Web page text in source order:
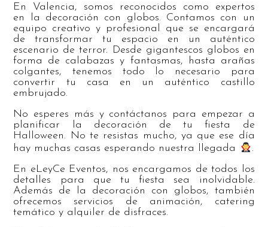
En Valencia, somos reconocidos como expertos
en la decoración con globos. Contamos con un
equipo creativo y profesional que se encargará
de transformar tu espacio en un auténtico
escenario de terror. Desde gigantescos globos en
forma de calabazas y fantasmas, hasta arañas
colgantes, tenemos todo lo necesario para
convertir tu casa en un auténtico castillo
embrujado.
No esperes más y contáctanos para empezar a
planificar la decoración de tu fiesta de
Halloween. No te resistas mucho, ya que ese día
hay muchas casas esperando nuestra llegada
.
En eLeyCe Eventos, nos encargamos de todos los
detalles para que tu fiesta sea inolvidable.
Además de la decoración con globos, también
ofrecemos servicios de animación, catering
temático y alquiler de disfraces.